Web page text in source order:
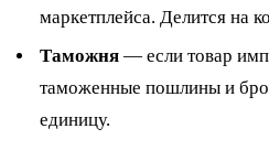
маркетплейса. Делится на
Таможня — если товар
таможенные пошлины и
единицу.